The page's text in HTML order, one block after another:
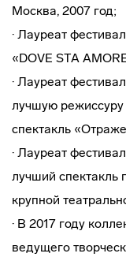
Москва, 2007 год;
· Лауреат
«DOVE STA
· Лауреат
лучшую режиссуру
спектакль
· Лауреат
лучший спектакль
крупной
· В 2017 году
ведущего